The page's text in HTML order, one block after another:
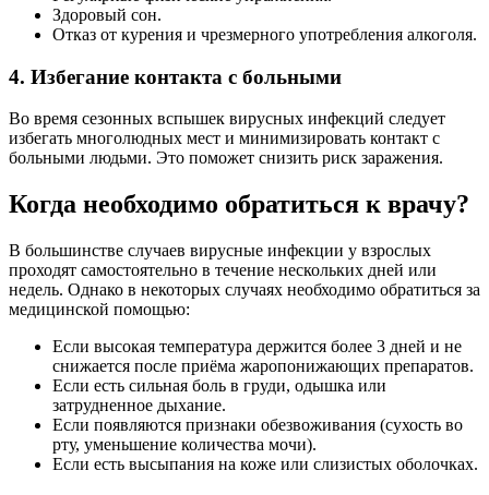
Здоровый сон.
Отказ от курения и чрезмерного употребления алкоголя.
4. Избегание контакта с больными
Во время сезонных вспышек вирусных инфекций следует
избегать многолюдных мест и минимизировать контакт с
больными людьми. Это поможет снизить риск заражения.
Когда необходимо обратиться к врачу?
В большинстве случаев вирусные инфекции у взрослых
проходят самостоятельно в течение нескольких дней или
недель. Однако в некоторых случаях необходимо обратиться за
медицинской помощью:
Если высокая температура держится более 3 дней и не
снижается после приёма жаропонижающих препаратов.
Если есть сильная боль в груди, одышка или
затрудненное дыхание.
Если появляются признаки обезвоживания (сухость во
рту, уменьшение количества мочи).
Если есть высыпания на коже или слизистых оболочках.